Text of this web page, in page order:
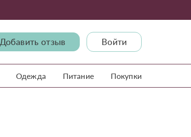
Добавить отзыв Войти
Одежда Питание Покупки